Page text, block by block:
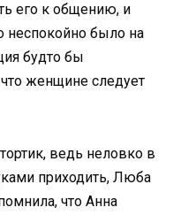
его к общению, и
неспокойно было на
будто бы
женщине следует
ведь неловко в
приходить, Люба
что Анна